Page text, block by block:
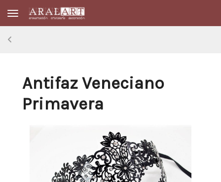
Toggle navigation
Antifaz Veneciano
Primavera